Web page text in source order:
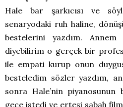
Hale bar şarkıcısı ve
senaryodaki ruh haline,
bestelerini yazdım.
diyebilirim o gerçek bir
ile empati kurup onun
besteledim sözler yazdım,
sonra Hale’nin
gece istedi ve ertesi sabah